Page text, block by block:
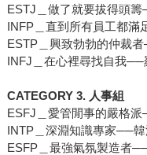
ESTJ＿做了就要拔得頭
INFP＿直到所有員工都滿
ESTP＿興致勃勃的仲裁
INFJ＿在心裡尋找自我──
CATEGORY 3. 人事組
ESFJ＿愛管閒事的嚴格
INTP＿深淵知識專家──
ESFP＿最強氣氛製造者